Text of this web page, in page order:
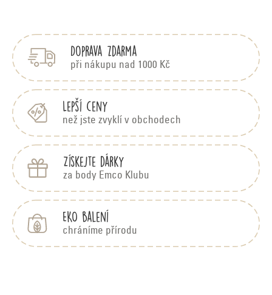
Doprava zdarma
při nákupu nad 1000 Kč
Lepší ceny
než jste zvyklí v obchodech
Získejte dárky
za body Emco Klubu
EKO balení
chráníme přírodu